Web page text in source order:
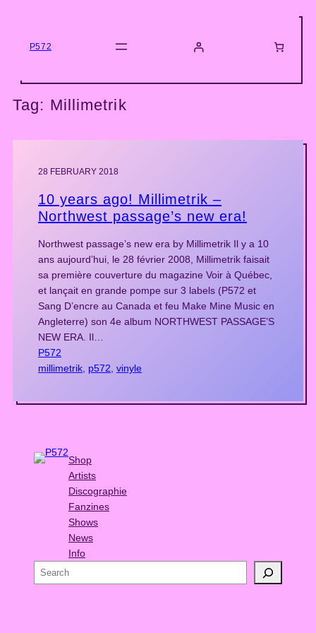
contentP572
Tag: Millimetrik
28 FEBRUARY 2018
10 years ago! Millimetrik –
Northwest passage’s new era!
Northwest passage’s new era by Millimetrik Il y a 10
ans aujourd’hui, le 28 février 2008, Millimetrik faisait
sa première couverture du magazine Voir à Québec,
et lançait en grande pompe sur 3 labels (P572 et
Sang D’encre au Canada et feu Make Mine Music en
Angleterre) son 4e album NORTHWEST PASSAGE’S
NEW ERA. Il…
P572
millimetrik, p572, vinyle
Shop
Artists
Discographie
Fanzines
Shows
News
Info
e